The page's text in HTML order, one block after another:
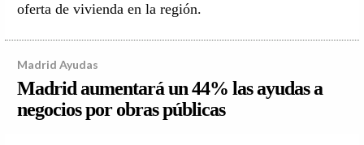
oferta de vivienda en la región.
Madrid Ayudas
Madrid aumentará un 44% las ayudas a
negocios por obras públicas